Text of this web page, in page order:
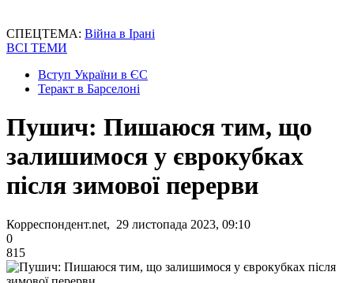
СПЕЦТЕМА: Війна в Ірані
ВСІ ТЕМИ
Вступ України в ЄС
Теракт в Барселоні
Пушич: Пишаюся тим, що
залишимося у єврокубках
після зимової перерви
Корреспондент.net, 29 листопада 2023, 09:10
0
815